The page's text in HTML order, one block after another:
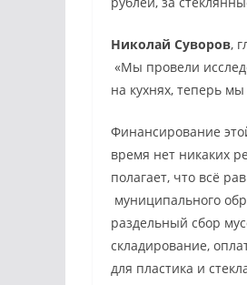
Николай Суворов,
«Мы провели
на кухнях, теперь
Финансирование
время нет никаких
полагает, что всё
муниципального
раздельный сбор
складирование,
для пластика и